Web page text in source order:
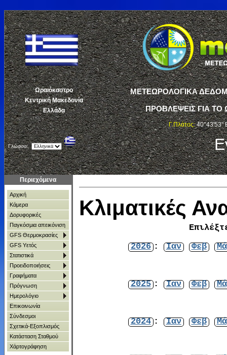
Ωραιόκαστρο
Κεντρική Μακεδονία
Ελλάδα
ΜΕΤΕΩΡΟΛΟΓΙΚΑ
ΠΡΟΒΛΕΨΕΙΣ ΓΙΑ ΤΟ
Γ.Πλάτος:40°43'53"
Γλώσσα:
Περιεχόμενα
Αρχική
Κάμερα
Δορυφορικές
Παγκόσμια απεικόνιση
GFS Θερμοκρασίες
GFS Υετός
Στατιστικά
Προειδοποιήσεις
Γραφήματα
Πρόγνωση
Ημερολόγιο
Επικοινωνία
Σύνδεσμοι
Σχετικά-Εξοπλισμός
Κατάσταση Σταθμού
Χάρτoγράφηση
Κλιματικές
2026 : Ιαν Φεβ
2025 : Ιαν Φεβ
2024 : Ιαν Φεβ